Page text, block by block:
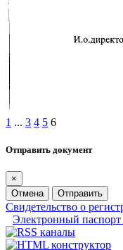
1 ... 3 4 5 6
Отправить документ
×
Отмена
Отправить
Свидетельство о
Электронный